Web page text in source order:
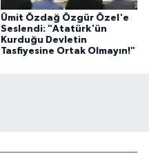
Ümit Özdağ Özgür Özel'e
Seslendi: "Atatürk'ün
Kurduğu Devletin
Tasfiyesine Ortak Olmayın!"